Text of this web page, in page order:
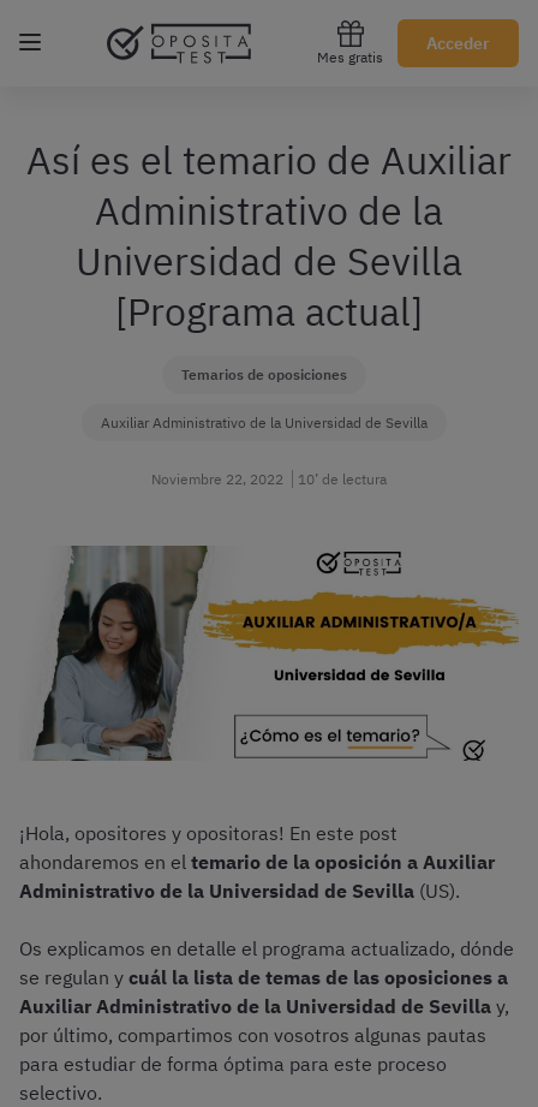
Mes gratis
Acceder
Regístrate gratis
Así es el temario de Auxiliar
Administrativo de la
Universidad de Sevilla
[Programa actual]
Temarios de oposiciones
Auxiliar Administrativo de la Universidad de Sevilla
Noviembre 22, 2022 10’ de lectura
¡Hola, opositores y opositoras! En este post
ahondaremos en el temario de la oposición a Auxiliar
Administrativo de la Universidad de Sevilla (US).
Os explicamos en detalle el programa actualizado, dónde
se regulan y cuál la lista de temas de las oposiciones a
Auxiliar Administrativo de la Universidad de Sevilla y,
por último, compartimos con vosotros algunas pautas
para estudiar de forma óptima para este proceso
selectivo.